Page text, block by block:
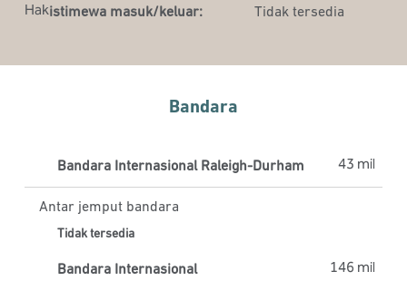
Hakistimewa masuk/keluar: Tidak tersedia
Bandara
Bandara Internasional Raleigh-Durham 43 mil
Antar jemput bandara
Tidak tersedia
Bandara Internasional
146 mil